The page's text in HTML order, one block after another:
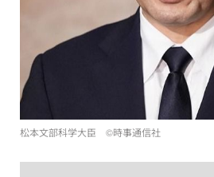
松本文部科学大臣 ©︎時事通信社